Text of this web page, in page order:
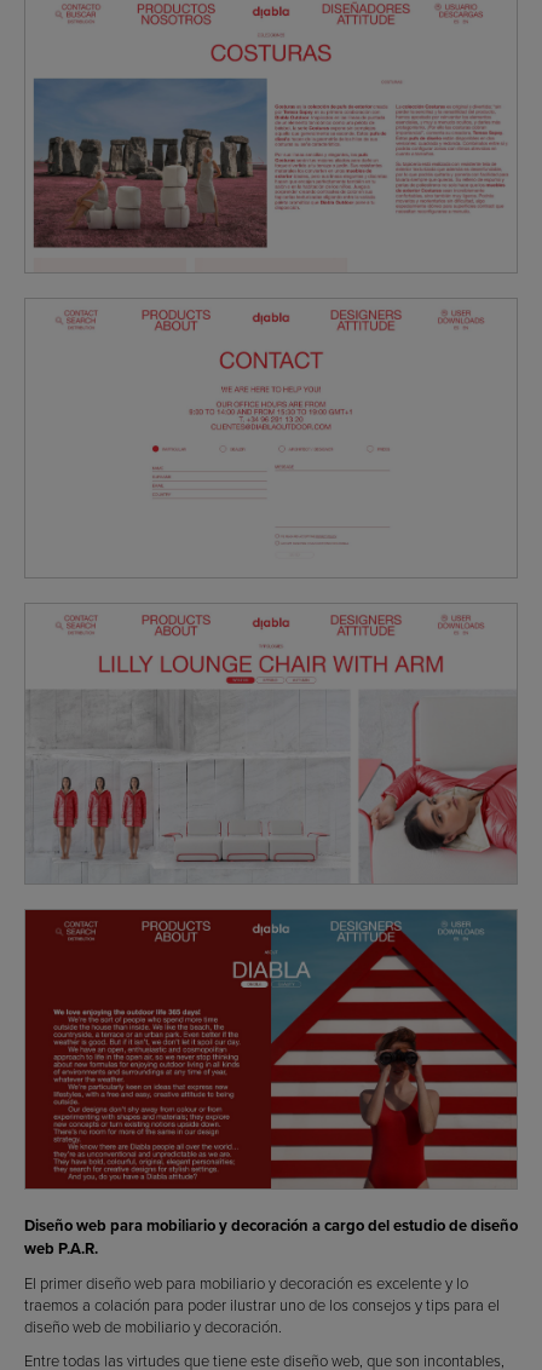
Diseño web para mobiliario y decoración a cargo del estudio de diseño
web P.A.R.
El primer diseño web para mobiliario y decoración es excelente y lo
traemos a colación para poder ilustrar uno de los consejos y tips para el
diseño web de mobiliario y decoración.
Entre todas las virtudes que tiene este diseño web, que son incontables,